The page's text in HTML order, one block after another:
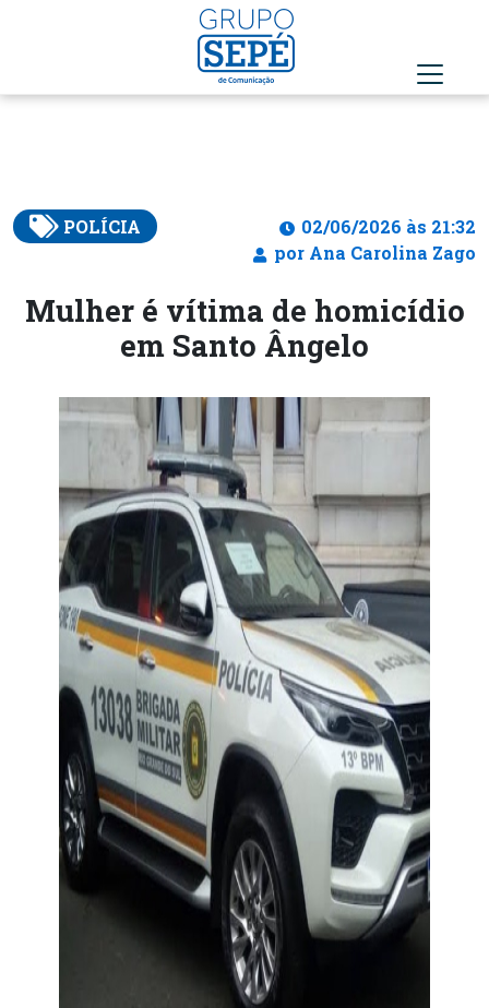
POLÍCIA
02/06/2026 às 21:32
por Ana Carolina Zago
Mulher é vítima de homicídio
em Santo Ângelo